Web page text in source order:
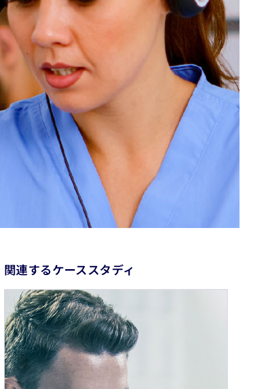
関連するケーススタディ